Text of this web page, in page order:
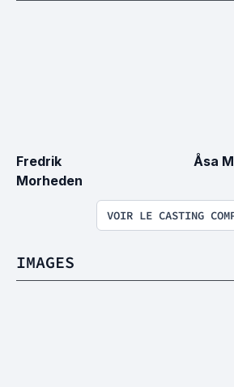
Fredrik
Morheden
Åsa
VOIR LE CASTING
IMAGES